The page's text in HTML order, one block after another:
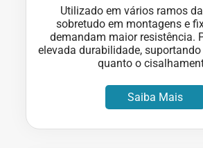
Utilizado em vários ramos
sobretudo em montagens e
demandam maior resistência.
elevada durabilidade,
quanto o
Saiba Mais